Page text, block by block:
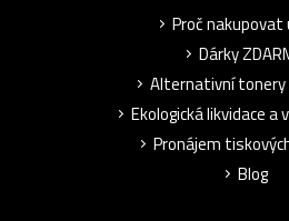
Proč nakupovat
Dárky
Alternativní tonery
Ekologická likvidace a
Pronájem
Blog